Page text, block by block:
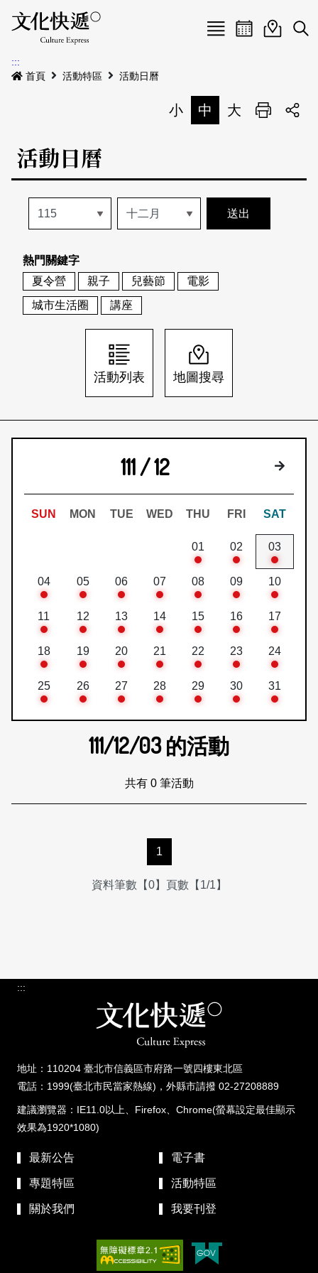
Menu
最新公告
本期專題
歷史專題
活動特區
活動列表
地圖搜尋
關於我們
關於我們
刊物索取地點
會員基本資料
刊登活動
網站導覽 English
日本語 登入/註冊
活動日曆活動地圖
展
:::
首頁
活動特區 活動日曆
小 中 大 列印
活動日曆
熱門關鍵字
夏令營
親子 兒藝節
電影
城市生活圈
講座
活動列表 地圖搜尋
111 / 12 下個月
SUN MON TUE WED THU FRI SAT
01 02 03
04 05 06 07 08 09 10
11 12 13 14 15 16 17
18 19 20 21 22 23 24
25 26 27 28 29 30 31
111/12/03的活動
共有 0 筆活動
1
資料筆數【0】頁數【1/1】
:::
地址：110204 臺北市信義區市府路一號四樓東北區
電話：1999(臺北市民當家熱線)，外縣市請撥 02-27208889
建議瀏覽器：IE11.0以上、Firefox、Chrome(螢幕設定最佳顯示
效果為1920*1080)
最新公告 電子書
專題特區 活動特區
關於我們 我要刊登